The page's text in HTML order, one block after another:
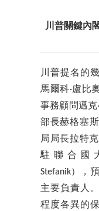
川普關鍵內
川普提名的
馬爾科·盧比
事務顧問邁克
部長赫格塞斯
局局長拉特
駐聯合國
Stefanik），
主要負責人
程度各異的